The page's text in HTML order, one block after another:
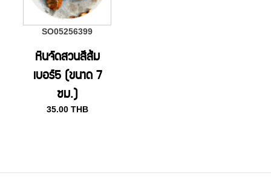
SO05256399
หินจัดสวนสีส้ม
เบอร์5 (ขนาด 7
ซม.)
35.00 THB